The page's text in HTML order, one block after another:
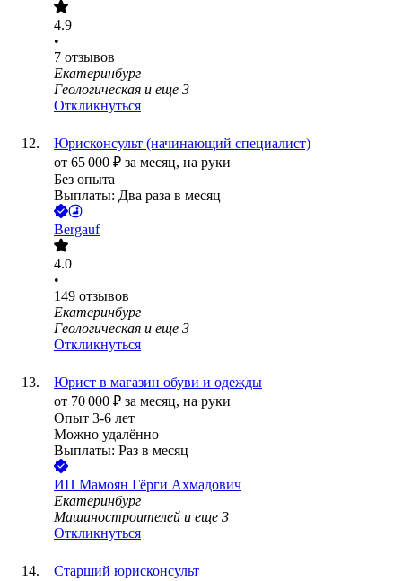
4.9
•
7 отзывов
Екатеринбург
Геологическая и еще 3
Откликнуться
Юрисконсульт (начинающий специалист)
от 65 000 ₽ за месяц, на руки
Без опыта
Выплаты: Два раза в месяц
Bergauf
4.0
•
149 отзывов
Екатеринбург
Геологическая и еще 3
Откликнуться
Юрист в магазин обуви и одежды
от 70 000 ₽ за месяц, на руки
Опыт 3-6 лет
Можно удалённо
Выплаты: Раз в месяц
ИП Мамоян Гёрги Ахмадович
Екатеринбург
Машиностроителей и еще 3
Откликнуться
Старший юрисконсульт